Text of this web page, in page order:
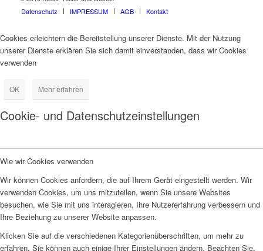
Datenschutz
IMPRESSUM AGB Kontakt
Cookies erleichtern die Bereitstellung unserer Dienste. Mit der Nutzung
unserer Dienste erklären Sie sich damit einverstanden, dass wir Cookies
verwenden
OK Mehr erfahren
Cookie- und Datenschutzeinstellungen
Wie wir Cookies verwenden
Wir können Cookies anfordern, die auf Ihrem Gerät eingestellt werden. Wir
verwenden Cookies, um uns mitzuteilen, wenn Sie unsere Websites
besuchen, wie Sie mit uns interagieren, Ihre Nutzererfahrung verbessern und
Ihre Beziehung zu unserer Website anpassen.
Klicken Sie auf die verschiedenen Kategorienüberschriften, um mehr zu
erfahren. Sie können auch einige Ihrer Einstellungen ändern. Beachten Sie,